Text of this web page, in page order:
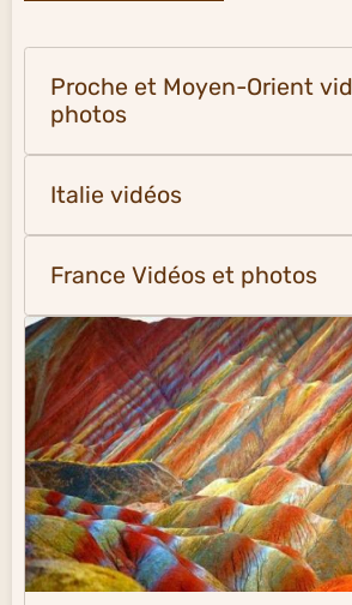
Proche et Moyen-Orient
photos
Italie vidéos
France Vidéos et photos